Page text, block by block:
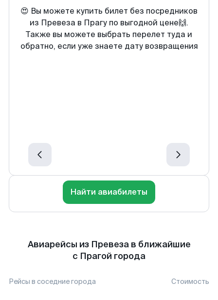
😍 Вы можете купить билет без посредников
из Превеза в Прагу по выгодной цене🙌.
Также вы можете выбрать перелет туда и
обратно, если уже знаете дату возвращения
Найти авиабилеты
Авиарейсы из Превеза в ближайшие
с Прагой города
Рейсы в соседние города Стоимость